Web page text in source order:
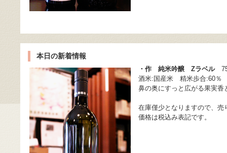
本日の新着情報
・作 純米吟醸 Zラベル
酒米:国産米 精米歩合:60％
鼻の奥にすっと広がる果実
在庫僅少となりますので、
価格は税込み表記です。